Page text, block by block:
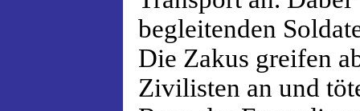
begleitenden
Die Zakus greifen
Zivilisten an und